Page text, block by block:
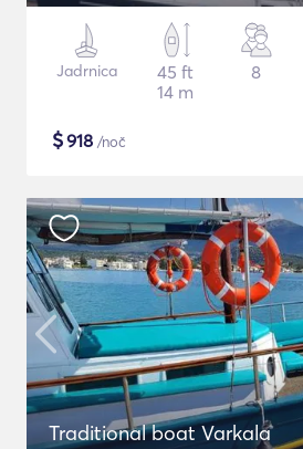
Jadrnica
45 ft
14 m
8
$918 /noč
Traditional boat Varkala